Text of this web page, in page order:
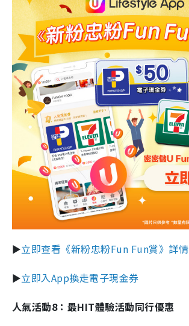
►立即查看《新粉忠粉Fun Fun賞》詳情
►立即入App換走電子現金券
人氣活動8：最HIT體驗活動同行優惠